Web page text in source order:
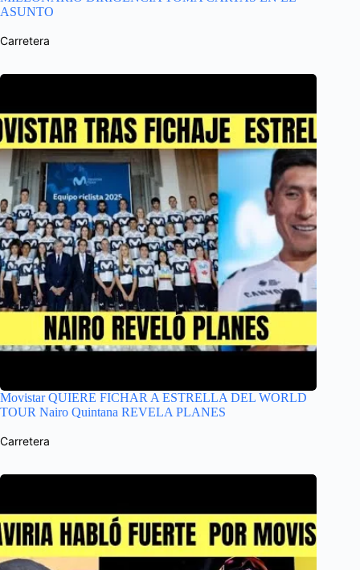
ASUNTO
Carretera
Movistar QUIERE FICHAR A ESTRELLA DEL WORLD
TOUR Nairo Quintana REVELA PLANES
Carretera